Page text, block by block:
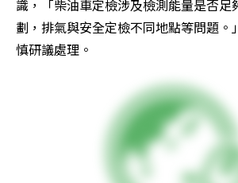
識，「柴油車定檢涉及檢測能量是否足
劃，排氣與安全定檢不同地點等問題。
慎研議處理。